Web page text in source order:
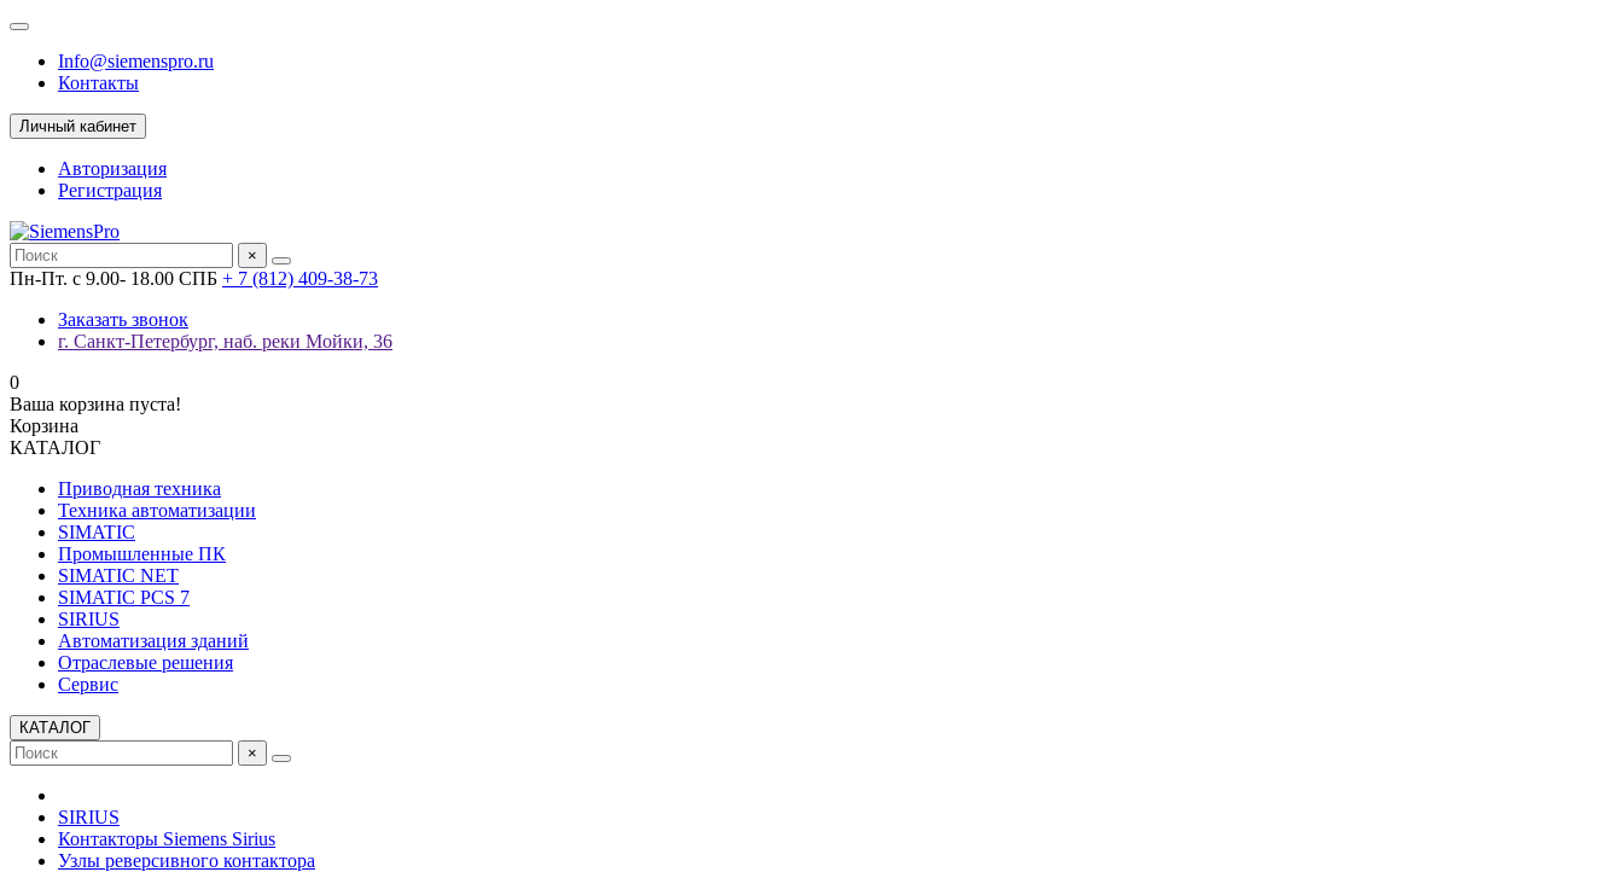
Info@siemenspro.ru
Контакты
Личный кабинет
Авторизация
Регистрация
×
Пн-Пт. с 9.00- 18.00 СПБ + 7 (812) 409-38-73
Заказать звонок
г. Санкт-Петербург, наб. реки Мойки, 36
0
Ваша корзина пуста!
Корзина
КАТАЛОГ
Приводная техника
Техника автоматизации
SIMATIC
Промышленные ПК
SIMATIC NET
SIMATIC PCS 7
SIRIUS
Автоматизация зданий
Отраслевые решения
Сервис
КАТАЛОГ
×
SIRIUS
Контакторы Siemens Sirius
Узлы реверсивного контактора